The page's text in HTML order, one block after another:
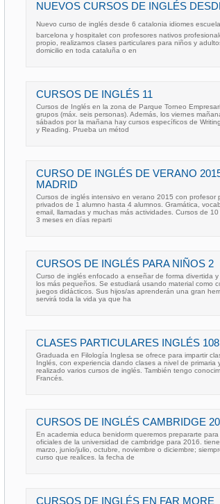
NUEVOS CURSOS DE INGLÉS
Nuevo curso de inglés desde 6 catalonia idiomes
barcelona y hospitalet con profesores nativos
propio, realizamos clases particulares para niños y
domicilio en toda cataluña o en
CURSOS DE INGLÉS 11
Cursos de Inglés en la zona de Parque Torneo
grupos (máx. seis personas). Además, los viernes
sábados por la mañana hay cursos específicos de
y Reading. Prueba un métod
CURSO DE INGLÉS DE VERANO
MADRID
Cursos de inglés intensivo en verano 2015 con profesor
privados de 1 alumno hasta 4 alumnos. Gramática,
email, llamadas y muchas más actividades. Cursos de
3 meses en días reparti
CURSOS DE INGLÉS PARA NIÑOS 2
Curso de inglés enfocado a enseñar de forma divertida
los más pequeños. Se estudiará usando material como
juegos didácticos. Sus hijos/as aprenderán una gran
servirá toda la vida ya que ha
CLASES PARTICULARES INGLÉS 108
Graduada en Filología Inglesa se ofrece para impartir
Inglés, con experiencia dando clases a nivel de primaria
realizado varios cursos de inglés. También tengo
Francés.
CURSOS DE INGLÉS CAMBRIDGE
En academia educa benidorm queremos prepararte
oficiales de la universidad de cambridge para 2016.
marzo, junio/julio, octubre, noviembre o diciembre;
curso que realices. la fecha de
CURSOS DE INGLÉS EN FAR MORE